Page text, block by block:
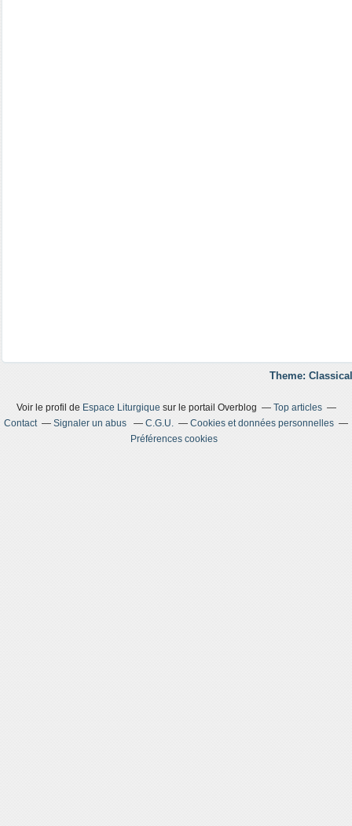
Theme:
Voir le profil de Espace Liturgiquesur le portail Overblog
Top articles
Contact
Signaler un abus C.G.U.
Cookies et données personnelles
Préférences cookies